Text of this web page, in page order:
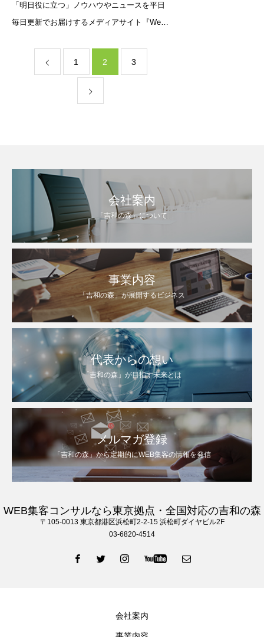
ツ」に注意！」（2023年
11月24日）
「明日役に立つ」ノウハウやニュースを平日
毎日更新でお届けするメディアサイト『Web
度は数カ月に1回
「新陳代謝の悪いコンテ
1 2 3
会社案内
「吉和の森」について
事業内容
「吉和の森」が展開するビジネス
代表からの想い
「吉和の森」が目指す未来とは
メルマガ登録
「吉和の森」から定期的にWEB集客の情報を発信
WEB集客コンサルなら東京拠点・全国対応の吉和の森
〒105‐0013 東京都港区浜松町2-2-15 浜松町ダイヤビル2F
03-6820-4514
会社案内